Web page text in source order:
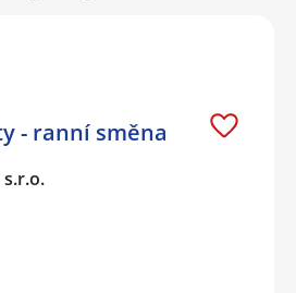
- ranní směna